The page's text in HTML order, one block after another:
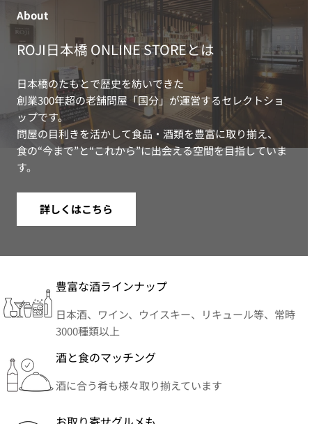
About
ROJI日本橋 ONLINE STOREとは
日本橋のたもとで歴史を紡いできた
創業300年超の老舗問屋「国分」が運営するセレクトショ
ップです。
問屋の目利きを活かして食品・酒類を豊富に取り揃え、
食の“今まで”と“これから”に出会える空間を目指していま
す。
詳しくはこちら
豊富な酒ラインナップ
日本酒、ワイン、ウイスキー、リキュール等、常時
3000種類以上
酒と食のマッチング
酒に合う肴も様々取り揃えています